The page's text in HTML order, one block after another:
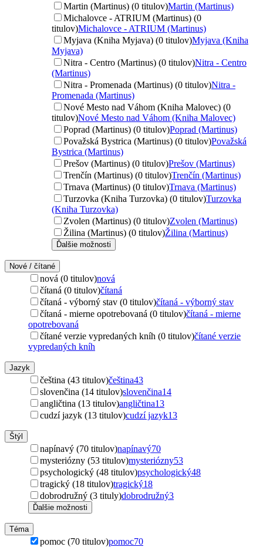
Martin (Martinus) (0 titulov)Martin (Martinus)
Michalovce - ATRIUM (Martinus) (0
titulov)Michalovce - ATRIUM (Martinus)
Myjava (Kniha Myjava) (0 titulov)Myjava (Kniha
Myjava)
Nitra - Centro (Martinus) (0 titulov)Nitra - Centro
(Martinus)
Nitra - Promenada (Martinus) (0 titulov)Nitra -
Promenada (Martinus)
Nové Mesto nad Váhom (Kniha Malovec) (0
titulov)Nové Mesto nad Váhom (Kniha Malovec)
Poprad (Martinus) (0 titulov)Poprad (Martinus)
Považská Bystrica (Martinus) (0 titulov)Považská
Bystrica (Martinus)
Prešov (Martinus) (0 titulov)Prešov (Martinus)
Trenčín (Martinus) (0 titulov)Trenčín (Martinus)
Trnava (Martinus) (0 titulov)Trnava (Martinus)
Turzovka (Kniha Turzovka) (0 titulov)Turzovka
(Kniha Turzovka)
Zvolen (Martinus) (0 titulov)Zvolen (Martinus)
Žilina (Martinus) (0 titulov)Žilina (Martinus)
Ďalšie možnosti
Nové / čítané
nová (0 titulov)nová
čítaná (0 titulov)čítaná
čítaná - výborný stav (0 titulov)čítaná - výborný stav
čítaná - mierne opotrebovaná (0 titulov)čítaná - mierne
opotrebovaná
čítané verzie vypredaných kníh (0 titulov)čítané verzie
vypredaných kníh
Jazyk
čeština (43 titulov)čeština43
slovenčina (14 titulov)slovenčina14
angličtina (13 titulov)angličtina13
cudzí jazyk (13 titulov)cudzí jazyk13
Štýl
napínavý (70 titulov)napínavý70
mysteriózny (53 titulov)mysteriózny53
psychologický (48 titulov)psychologický48
tragický (18 titulov)tragický18
dobrodružný (3 tituly)dobrodružný3
Ďalšie možnosti
Téma
pomoc (70 titulov)pomoc70